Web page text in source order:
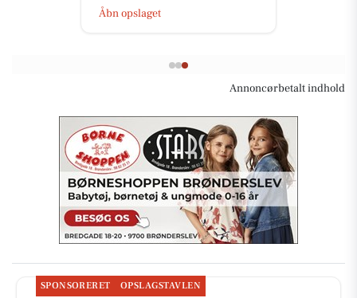
Åbn opslaget
Annoncørbetalt indhold
SPONSORERET OPSLAGSTAVLEN